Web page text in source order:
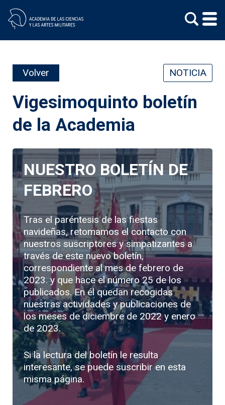
content
Volver NOTICIA
Vigesimoquinto boletín
de la Academia
NUESTRO BOLETÍN DE
FEBRERO
Tras el paréntesis de las fiestas
navideñas, retomamos el contacto con
nuestros suscriptores y simpatizantes a
través de este nuevo boletín,
correspondiente al mes de febrero de
2023. y que hace el número 25 de los
publicados. En él quedan recogidas
nuestras actividades y publicaciones de
los meses de diciembre de 2022 y enero
de 2023.
Si la lectura del boletín le resulta
interesante, se puede suscribir en esta
misma página.